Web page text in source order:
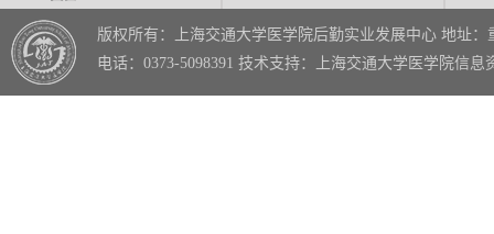
版权所有：上海交通大学医学院后勤实业发展中心 地址：
电话：0373-5098391 技术支持：上海交通大学医学院信息